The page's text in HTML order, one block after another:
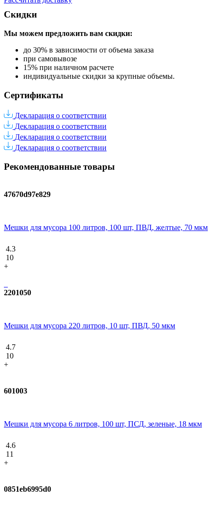
Скидки
Мы можем предложить вам скидки:
до 30% в зависимости от объема заказа
при самовывозе
15% при наличном расчете
индивидуальные скидки за крупные объемы.
Сертификаты
Декларация о соответствии
Декларация о соответствии
Декларация о соответствии
Декларация о соответствии
Рекомендованные товары
47670d97e829
Мешки для мусора 100 литров, 100 шт, ПВД, желтые, 70 мкм
4.3
10
+
2201050
Мешки для мусора 220 литров, 10 шт, ПВД, 50 мкм
4.7
10
+
601003
Мешки для мусора 6 литров, 100 шт, ПСД, зеленые, 18 мкм
4.6
11
+
0851eb6995d0